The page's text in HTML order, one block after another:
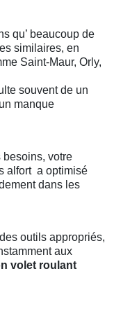
qu’ beaucoup de
similaires, en
Saint-Maur, Orly,
souvent de un
manque
besoins, votre
alfort a optimisé
dans les
outils appropriés,
aux
volet roulant